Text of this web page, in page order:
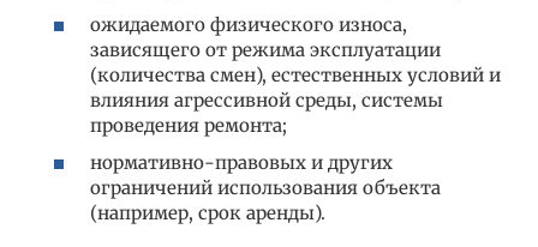
ожидаемого физического износа,
зависящего от режима эксплуатации
(количества смен), естественных условий и
влияния агрессивной среды, системы
проведения ремонта;
нормативно-правовых и других
ограничений использования объекта
(например, срок аренды).